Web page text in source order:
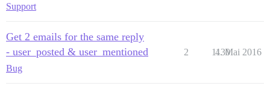
Support
Get 2 emails for the same reply
- user_posted & user_mentioned
Bug
2 1130
4. Mai 2016